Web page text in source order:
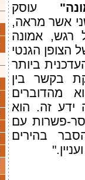
עוסק
אשר מראה,
רגש, אמונה
הצופן הגנטי
ביותר
בקשר בין
מהדוברים
ידע זה. הוא
פשרות עם
בהירים